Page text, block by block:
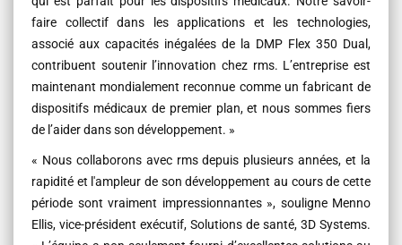
faire collectif dans les applications et les technologies,
associé aux capacités inégalées de la DMP Flex 350 Dual,
contribuent soutenir l’innovation chez rms. L’entreprise est
maintenant mondialement reconnue comme un fabricant de
dispositifs médicaux de premier plan, et nous sommes fiers
de l’aider dans son développement. »
« Nous collaborons avec rms depuis plusieurs années, et la
rapidité et l'ampleur de son développement au cours de cette
période sont vraiment impressionnantes », souligne Menno
Ellis, vice-président exécutif, Solutions de santé, 3D Systems.